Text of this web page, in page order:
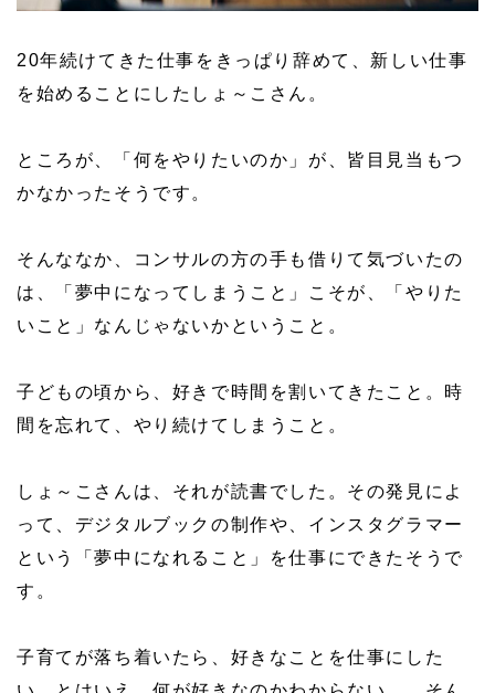
20年続けてきた仕事をきっぱり辞めて、新しい仕事
を始めることにしたしょ～こさん。
ところが、「何をやりたいのか」が、皆目見当もつ
かなかったそうです。
そんななか、コンサルの方の手も借りて気づいたの
は、「夢中になってしまうこと」こそが、「やりた
いこと」なんじゃないかということ。
子どもの頃から、好きで時間を割いてきたこと。時
間を忘れて、やり続けてしまうこと。
しょ～こさんは、それが読書でした。その発見によ
って、デジタルブックの制作や、インスタグラマー
という「夢中になれること」を仕事にできたそうで
す。
子育てが落ち着いたら、好きなことを仕事にした